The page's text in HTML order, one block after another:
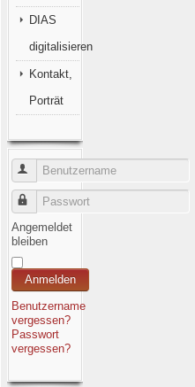
DIAS
digitalisieren
Kontakt,
Porträt
Benutzername
Passwort
Angemeldet
bleiben
Anmelden
Benutzername
vergessen?
Passwort
vergessen?